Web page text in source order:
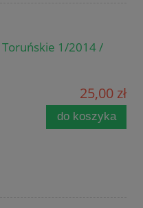
Toruńskie 1/2014 /
25,00 zł
do koszyka